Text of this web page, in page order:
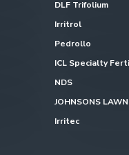
DLF Trifolium
Irritrol
Pedrollo
NDS
JOHNSONS LAWN
Irritec